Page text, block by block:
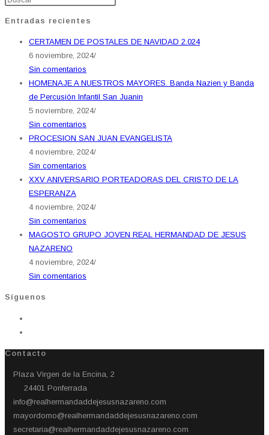
Entradas recientes
CERTAMEN DE POSTALES DE NAVIDAD 2.024
6 noviembre, 2024/
Sin comentarios
HOMENAJE A NUESTROS MAYORES. Banda Nazien y Banda
de Percusión Infantil San Juanin
5 noviembre, 2024/
Sin comentarios
PROCESION SAN JUAN EVANGELISTA
4 noviembre, 2024/
Sin comentarios
XXV ANIVERSARIO PORTEADORAS DEL CRISTO DE LA
ESPERANZA
4 noviembre, 2024/
Sin comentarios
MAGOSTO GRUPO JOVEN REAL HERMANDAD DE JESUS
NAZARENO
4 noviembre, 2024/
Sin comentarios
Síguenos
Contacto
Plaza Virgen de la Encina, 2
24401 Ponferrada​
info@realhermandaddejesusnazareno.com
mayordomo@realhermandaddejesusnazareno.com
secretaria@realhermandaddejesusnazareno.com